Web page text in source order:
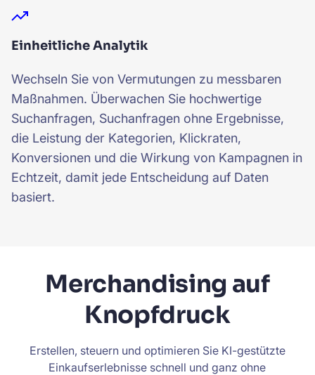
Einheitliche Analytik
Wechseln Sie von Vermutungen zu messbaren
Maßnahmen. Überwachen Sie hochwertige
Suchanfragen, Suchanfragen ohne Ergebnisse,
die Leistung der Kategorien, Klickraten,
Konversionen und die Wirkung von Kampagnen in
Echtzeit, damit jede Entscheidung auf Daten
basiert.
Merchandising auf
Knopfdruck
Erstellen, steuern und optimieren Sie KI-gestützte
Einkaufserlebnisse schnell und ganz ohne